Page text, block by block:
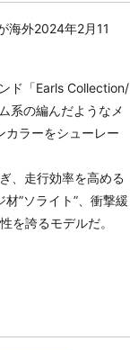
海外2024年2月11
ド「Earls Collection/
系の編んだようなメ
カラーをシューレー
、走行効率を高める
”ソライト”、衝撃緩
を誇るモデルだ。